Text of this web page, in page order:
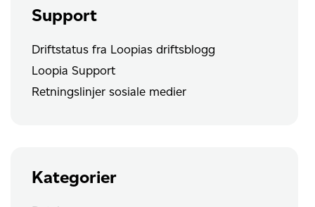
Support
Driftstatus fra Loopias driftsblogg
Loopia Support
Retningslinjer sosiale medier
Kategorier